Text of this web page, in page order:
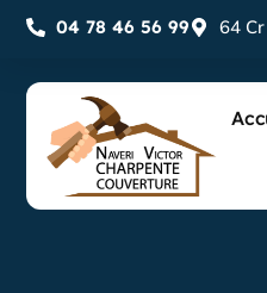
04 78 46 56 99 64